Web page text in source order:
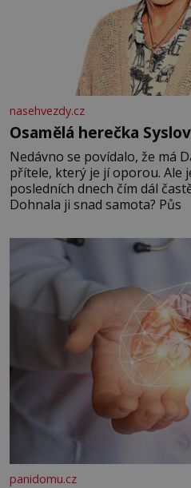
nasehvezdy.cz
Osamělá herečka
Nedávno se povídalo, že má
přítele, který je jí oporou. Ale
posledních dnech čím dál
Dohnala ji snad samota? Půs
panidomu.cz